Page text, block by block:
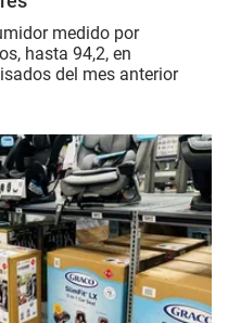
medido por
hasta 94,2, en
del mes anterior